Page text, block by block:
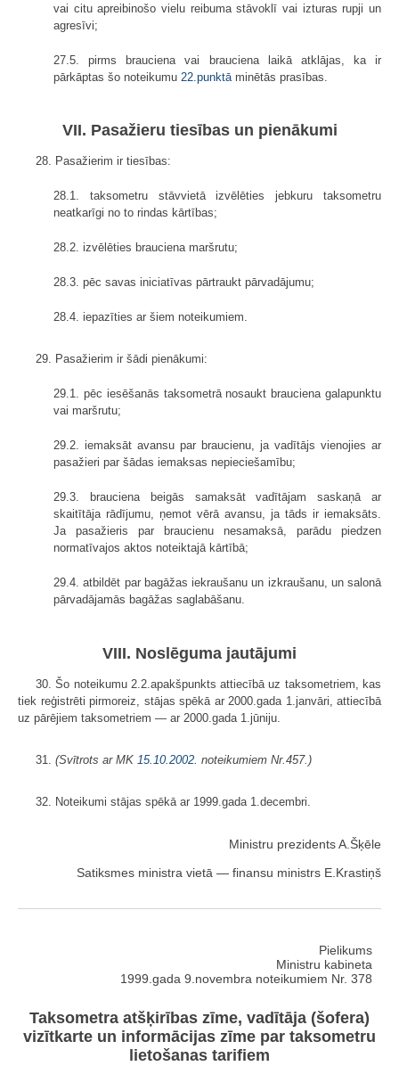
vai citu apreibinošo vielu reibuma stāvoklī vai izturas rupji un
agresīvi;
27.5. pirms brauciena vai brauciena laikā atklājas, ka ir
pārkāptas šo noteikumu 22.punktā minētās prasības.
VII. Pasažieru tiesības un pienākumi
28. Pasažierim ir tiesības:
28.1. taksometru stāvvietā izvēlēties jebkuru taksometru
neatkarīgi no to rindas kārtības;
28.2. izvēlēties brauciena maršrutu;
28.3. pēc savas iniciatīvas pārtraukt pārvadājumu;
28.4. iepazīties ar šiem noteikumiem.
29. Pasažierim ir šādi pienākumi:
29.1. pēc iesēšanās taksometrā nosaukt brauciena galapunktu
vai maršrutu;
29.2. iemaksāt avansu par braucienu, ja vadītājs vienojies ar
pasažieri par šādas iemaksas nepieciešamību;
29.3. brauciena beigās samaksāt vadītājam saskaņā ar
skaitītāja rādījumu, ņemot vērā avansu, ja tāds ir iemaksāts.
Ja pasažieris par braucienu nesamaksā, parādu piedzen
normatīvajos aktos noteiktajā kārtībā;
29.4. atbildēt par bagāžas iekraušanu un izkraušanu, un salonā
pārvadājamās bagāžas saglabāšanu.
VIII. Noslēguma jautājumi
30. Šo noteikumu 2.2.apakšpunkts attiecībā uz taksometriem, kas
tiek reģistrēti pirmoreiz, stājas spēkā ar 2000.gada 1.janvāri, attiecībā
uz pārējiem taksometriem — ar 2000.gada 1.jūniju.
31. (Svītrots ar MK 15.10.2002. noteikumiem Nr.457.)
32. Noteikumi stājas spēkā ar 1999.gada 1.decembri.
Ministru prezidents A.Šķēle
Satiksmes ministra vietā — finansu ministrs E.Krastiņš
Pielikums
Ministru kabineta
1999.gada 9.novembra noteikumiem Nr. 378
Taksometra atšķirības zīme, vadītāja (šofera)
vizītkarte un informācijas zīme par taksometru
lietošanas tarifiem